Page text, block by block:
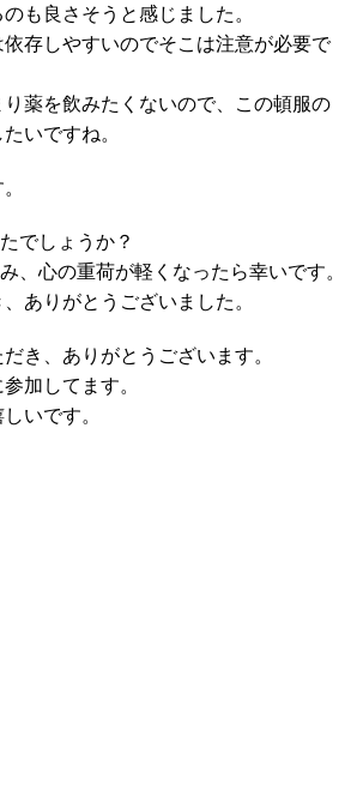
も良さそうと感じました。
存しやすいのでそこは注意が必要で
薬を飲みたくないので、この頓服の
いですね。
でしょうか？
、心の重荷が軽くなったら幸いです。
ありがとうございました。
き、ありがとうございます。
加してます。
いです。